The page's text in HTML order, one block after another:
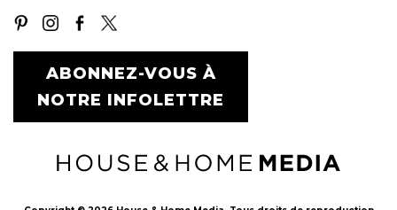
ABONNEZ-VOUS À
NOTRE INFOLETTRE